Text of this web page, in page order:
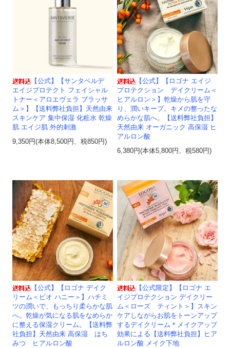
【公式】【サンタベルデ
エイジプロテクト フェイシャル
トナー＜アロエヴェラ ブラッサ
ム＞】【送料弊社負担】天然由来
スキンケア 集中保湿 化粧水 乾燥
肌 エイジ肌 外的刺激
9,350円(本体8,500円、税850円)
【公式】【ロゴナ エイジ
プロテクション デイクリーム＜
ヒアルロン＞】乾燥から肌を守
り、潤いキープ。キメの整ったな
めらかな肌へ。【送料弊社負担】
天然由来 オーガニック 高保湿 ヒ
アルロン酸
6,380円(本体5,800円、税580円)
【公式】【ロゴナ デイク
リーム＜ビオ ハニー＞】ハチミ
ツの潤いで、もっちり柔らかな肌
へ。乾燥が気になる肌をなめらか
に整える保湿クリーム。【送料弊
社負担】天然由来 高保湿 はち
みつ ヒアルロン酸
【公式限定】【ロゴナ エ
イジプロテクション デイクリー
ム＜ローズ ティント＞】スキン
ケアしながらお肌をトーンアップ
するデイクリーム＊メイクアップ
効果による【送料弊社負担】ヒア
ルロン酸 メイク下地